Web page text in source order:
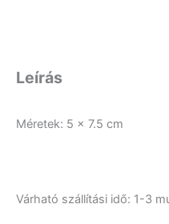
Leírás
Méretek: 5 x 7.5 cm
Várható szállítási idő: 1-3